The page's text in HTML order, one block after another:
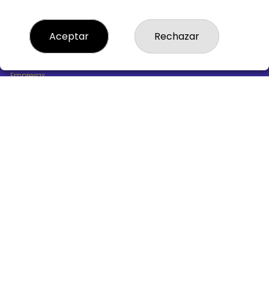
¿Quiénes somos?
Comprar lotería
Resultados
Empresas
Aceptar Rechazar